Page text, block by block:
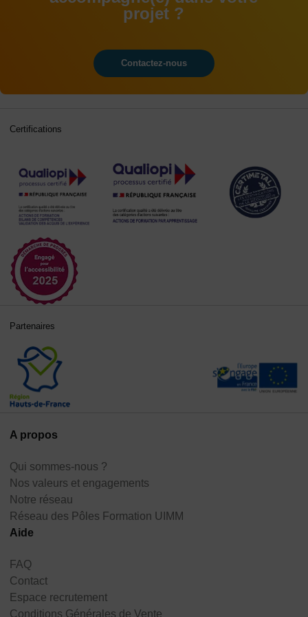
projet ?
Contactez-nous
A propos
Qui sommes-nous ?
Nos valeurs et engagements
Notre réseau
Réseau des Pôles Formation UIMM
Aide
FAQ
Contact
Espace recrutement
Conditions Générales de Vente
Certifications
Partenaires